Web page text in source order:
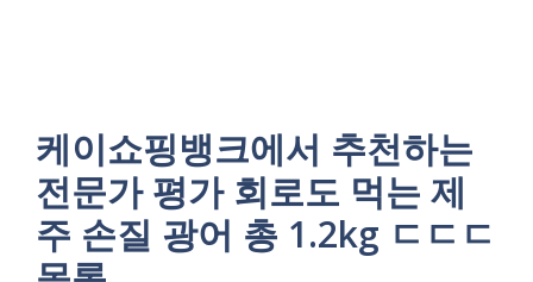
케이쇼핑뱅크에서 추천하는
전문가 평가 회로도 먹는 제
주 손질 광어 총 1.2kg ㄷㄷㄷ